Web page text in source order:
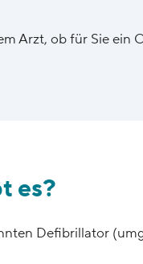
Arzt, ob für Sie ein
es?
Defibrillator